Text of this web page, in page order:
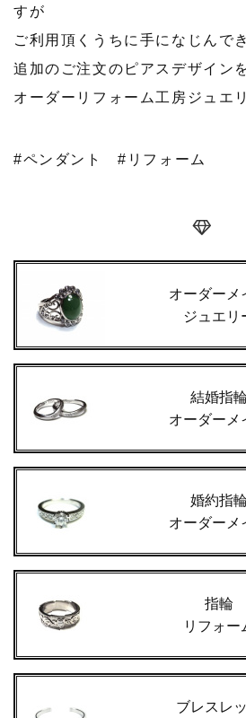
すが
ご利用頂くうちに手になじんで
追加のご注文のピアスデザイン
オーダーリフォーム工房ジュエ
#ペンダント #リフォーム
オーダーメ
ジュエリ
結婚指
オーダーメ
婚約指
オーダーメ
指輪
リフォー
ブレスレ